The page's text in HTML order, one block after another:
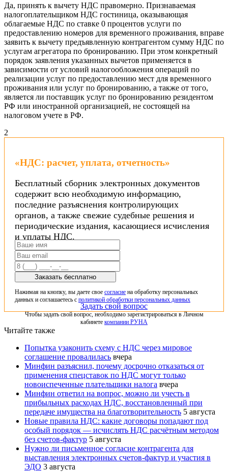
Да, принять к вычету НДС правомерно. Признаваемая
налогоплательщиком НДС гостиница, оказывающая
облагаемые НДС по ставке 0 процентов услуги по
предоставлению номеров для временного проживания, вправе
заявить к вычету предъявленную контрагентом сумму НДС по
услугам агрегатора по бронированию. При этом конкретный
порядок заявления указанных вычетов применяется в
зависимости от условий налогообложения операций по
реализации услуг по предоставлению мест для временного
проживания или услуг по бронированию, а также от того,
является ли поставщик услуг по бронированию резидентом
РФ или иностранной организацией, не состоящей на
налоговом учете в РФ.
2
«НДС: расчет, уплата, отчетность»
Бесплатный сборник электронных документов
содержит всю необходимую информацию,
последние разъяснения контролирующих
органов, а также свежие судебные решения и
периодические издания, касающиеся исчисления
и уплаты НДС.
Заказать бесплатно
Нажимая на кнопку, вы даете свое согласие на обработку персональных
данных и соглашаетесь с политикой обработки персональных данных
Задать свой вопрос
Чтобы задать свой вопрос, необходимо зарегистрироваться в Личном
кабинете компании РУНА
Читайте также
Попытка узаконить схему с НДС через мировое
соглашение провалилась вчера
Минфин разъяснил, почему досрочно отказаться от
применения спецставок по НДС могут только
новоиспеченные плательщики налога вчера
Минфин ответил на вопрос, можно ли учесть в
прибыльных расходах НДС, восстановленный при
передаче имущества на благотворительность 5 августа
Новые правила НДС: какие договоры попадают под
особый порядок — исчислять НДС расчётным методом
без счетов-фактур 5 августа
Нужно ли письменное согласие контрагента для
выставления электронных счетов-фактур и участия в
ЭДО 3 августа